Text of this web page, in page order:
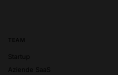
TEAM
Startup
Aziende SaaS